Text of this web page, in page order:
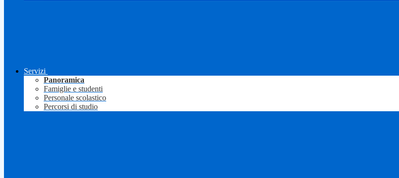
Servizi
Panoramica
Famiglie e studenti
Personale scolastico
Percorsi di studio